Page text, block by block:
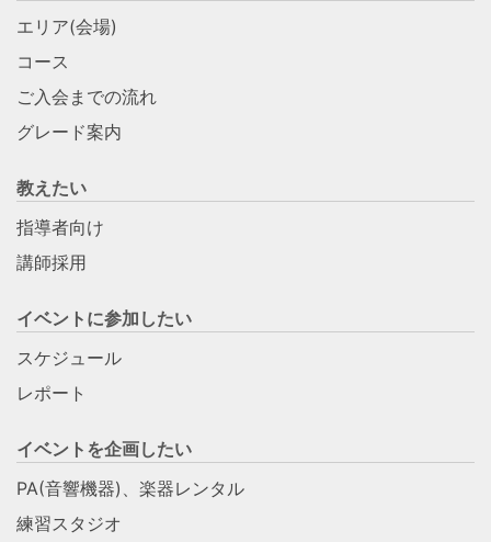
エリア(会場)
コース
ご入会までの流れ
グレード案内
教えたい
指導者向け
講師採用
イベントに参加したい
スケジュール
レポート
イベントを企画したい
PA(音響機器)、楽器レンタル
練習スタジオ